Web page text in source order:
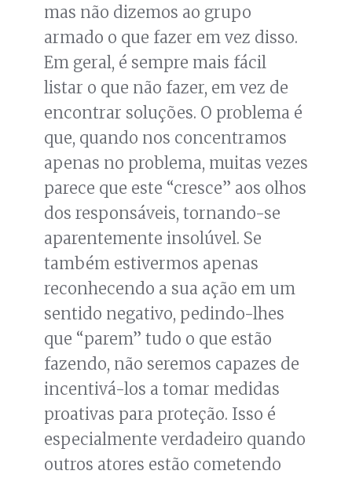
mas não dizemos ao grupo
armado o que fazer em vez disso.
Em geral, é sempre mais fácil
listar o que não fazer, em vez de
encontrar soluções. O problema é
que, quando nos concentramos
apenas no problema, muitas vezes
parece que este “cresce” aos olhos
dos responsáveis, tornando-se
aparentemente insolúvel. Se
também estivermos apenas
reconhecendo a sua ação em um
sentido negativo, pedindo-lhes
que “parem” tudo o que estão
fazendo, não seremos capazes de
incentivá-los a tomar medidas
proativas para proteção. Isso é
especialmente verdadeiro quando
outros atores estão cometendo